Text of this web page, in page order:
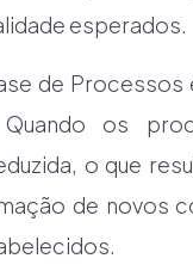
esperados.
de Processos
os
o que
de novos